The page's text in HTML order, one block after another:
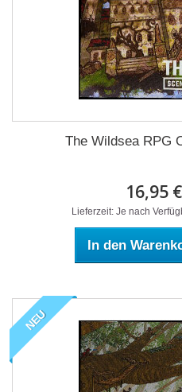
The Wildsea RPG
16,95 €
Lieferzeit: Je nach
In den
NEU